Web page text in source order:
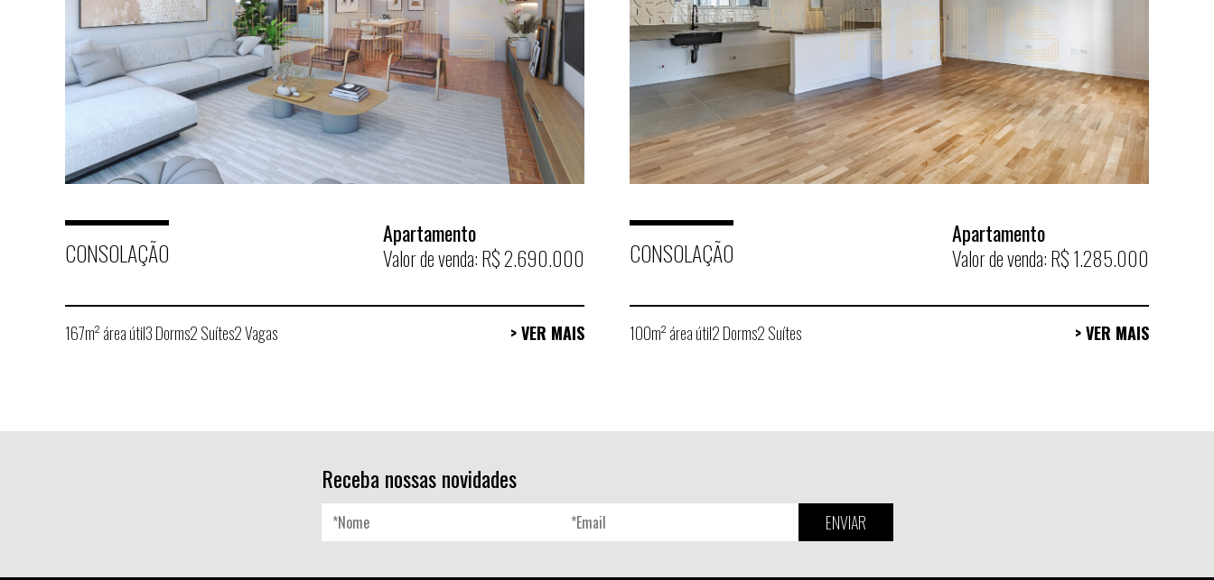
CONSOLAÇÃO
Apartamento
Valor de venda: R$ 2.690.000
167m² área útil3 Dorms2 Suítes2 Vagas > VER MAIS
CONSOLAÇÃO
Apartamento
Valor de venda: R$ 1.285.000
100m² área útil2 Dorms2 Suítes > VER MAIS
Receba nossas novidades
ENVIAR